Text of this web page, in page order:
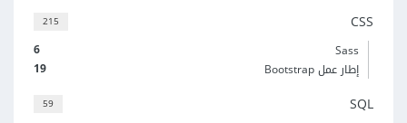
215 CSS
6
Sass
19
إطار عمل Bootstrap
59 SQL